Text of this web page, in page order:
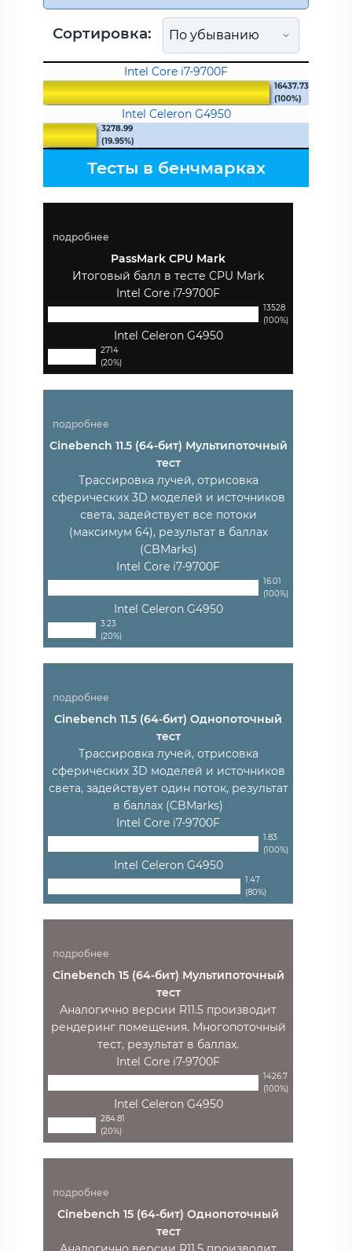
Сортировка:
Intel Core i7-9700F
16437.73
(100%)
Intel Celeron G4950
3278.99
(19.95%)
Тесты в бенчмарках
подробнее
PassMark CPU Mark
Итоговый балл в тесте CPU Mark
Intel Core i7-9700F
13528
(100%)
Intel Celeron G4950
2714
(20%)
подробнее
Cinebench 11.5 (64-бит) Мультипоточный
тест
Трассировка лучей, отрисовка
сферических 3D моделей и источников
света, задействует все потоки
(максимум 64), результат в баллах
(CBMarks)
Intel Core i7-9700F
16.01
(100%)
Intel Celeron G4950
3.23
(20%)
подробнее
Cinebench 11.5 (64-бит) Однопоточный
тест
Трассировка лучей, отрисовка
сферических 3D моделей и источников
света, задействует один поток, результат
в баллах (CBMarks)
Intel Core i7-9700F
1.83
(100%)
Intel Celeron G4950
1.47
(80%)
подробнее
Cinebench 15 (64-бит) Мультипоточный
тест
Аналогично версии R11.5 производит
рендеринг помещения. Многопоточный
тест, результат в баллах.
Intel Core i7-9700F
1426.7
(100%)
Intel Celeron G4950
284.81
(20%)
подробнее
Cinebench 15 (64-бит) Однопоточный
тест